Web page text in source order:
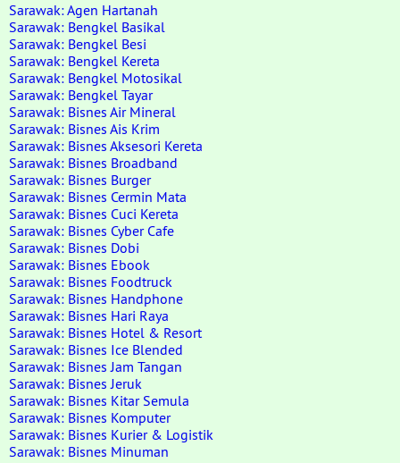
Sarawak: Agen Hartanah
Sarawak: Bengkel Basikal
Sarawak: Bengkel Besi
Sarawak: Bengkel Kereta
Sarawak: Bengkel Motosikal
Sarawak: Bengkel Tayar
Sarawak: Bisnes Air Mineral
Sarawak: Bisnes Ais Krim
Sarawak: Bisnes Aksesori Kereta
Sarawak: Bisnes Broadband
Sarawak: Bisnes Burger
Sarawak: Bisnes Cermin Mata
Sarawak: Bisnes Cuci Kereta
Sarawak: Bisnes Cyber Cafe
Sarawak: Bisnes Dobi
Sarawak: Bisnes Ebook
Sarawak: Bisnes Foodtruck
Sarawak: Bisnes Handphone
Sarawak: Bisnes Hari Raya
Sarawak: Bisnes Hotel & Resort
Sarawak: Bisnes Ice Blended
Sarawak: Bisnes Jam Tangan
Sarawak: Bisnes Jeruk
Sarawak: Bisnes Kitar Semula
Sarawak: Bisnes Komputer
Sarawak: Bisnes Kurier & Logistik
Sarawak: Bisnes Minuman